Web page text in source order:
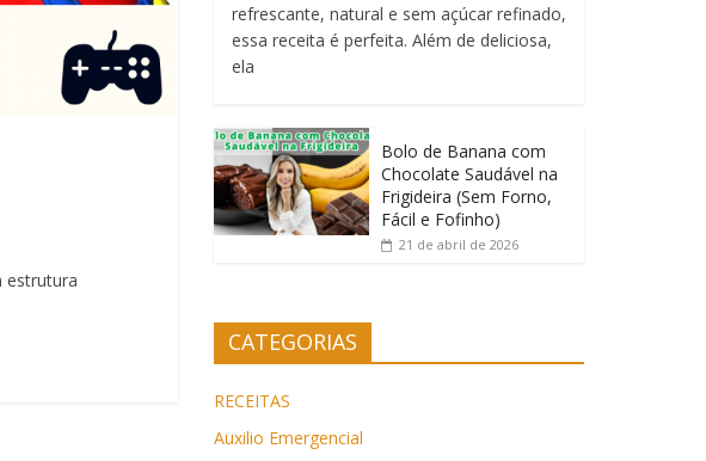
estrutura
refrescante, natural e sem açúcar refinado,
essa receita é perfeita. Além de deliciosa,
ela
Bolo de Banana com
Chocolate Saudável na
Frigideira (Sem Forno,
Fácil e Fofinho)
21 de abril de 2026
CATEGORIAS
RECEITAS
Auxilio Emergencial